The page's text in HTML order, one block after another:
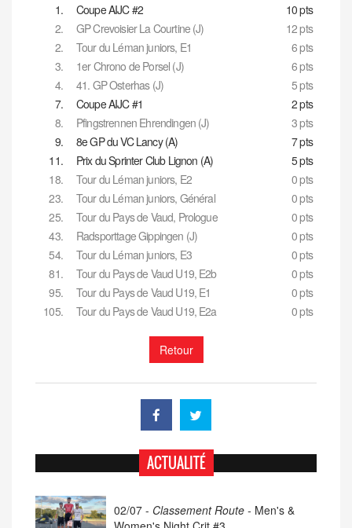
1.
Coupe AIJC #2
10 pts
2.
GP Crevoisier La Courtine (J)
12 pts
2.
Tour du Léman juniors, E1
6 pts
3.
1er Chrono de Porsel (J)
6 pts
4.
41. GP Osterhas (J)
5 pts
7.
Coupe AIJC #1
2 pts
8.
Pfingstrennen Ehrendingen (J)
3 pts
9.
8e GP du VC Lancy (A)
7 pts
11.
Prix du Sprinter Club Lignon (A)
5 pts
18.
Tour du Léman juniors, E2
0 pts
23.
Tour du Léman juniors, Général
0 pts
25.
Tour du Pays de Vaud, Prologue
0 pts
43.
Radsporttage Gippingen (J)
0 pts
54.
Tour du Léman juniors, E3
0 pts
81.
Tour du Pays de Vaud U19, E2b
0 pts
95.
Tour du Pays de Vaud U19, E1
0 pts
105.
Tour du Pays de Vaud U19, E2a 0 pts
Retour
ACTUALITÉ
02/07 - Classement Route - Men's &